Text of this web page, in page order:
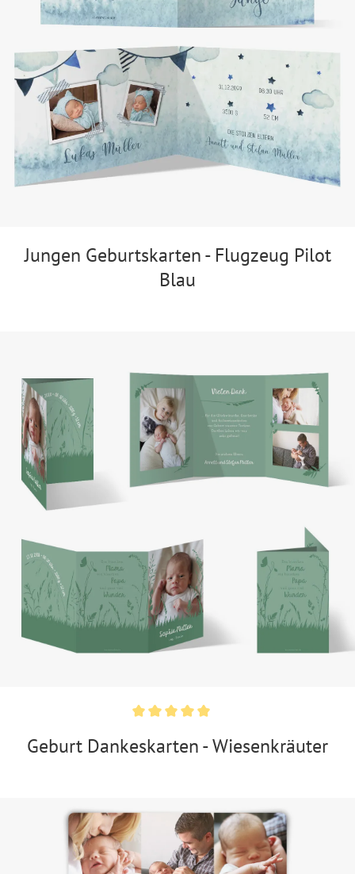
Jungen Geburtskarten - Flugzeug Pilot
Blau
Geburt Dankeskarten - Wiesenkräuter